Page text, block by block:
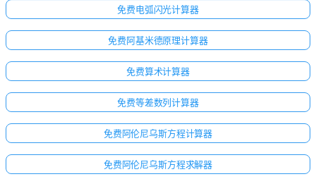
免费电弧闪光计算器
免费阿基米德原理计算器
免费算术计算器
免费等差数列计算器
免费阿伦尼乌斯方程计算器
免费阿伦尼乌斯方程求解器